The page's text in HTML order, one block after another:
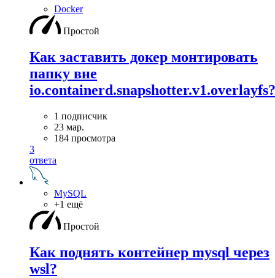
Docker
Простой
Как заставить докер монтировать
папку вне
io.containerd.snapshotter.v1.overlayfs?
1 подписчик
23 мар.
184 просмотра
3
ответа
MySQL
+1 ещё
Простой
Как поднять контейнер mysql через
wsl?